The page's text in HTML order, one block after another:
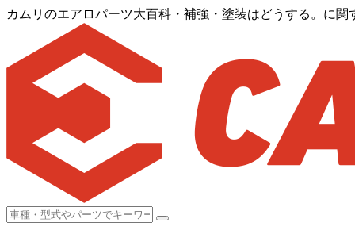
カムリのエアロパーツ大百科・補強・塗装はどうする。に関